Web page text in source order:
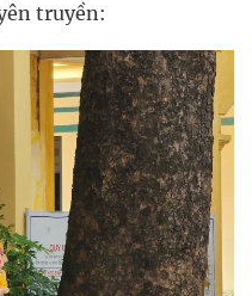
truyền: